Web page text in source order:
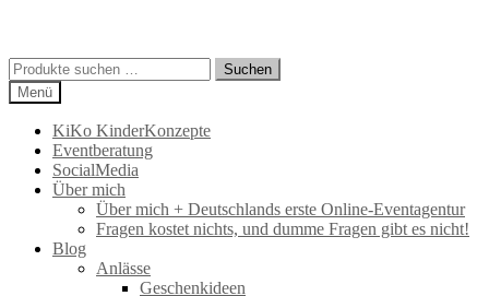
Suchen
nach:
Suchen
Menü
KiKo KinderKonzepte
Eventberatung
SocialMedia
Über mich
Über mich + Deutschlands erste Online-Eventagentur
Fragen kostet nichts, und dumme Fragen gibt es nicht!
Blog
Anlässe
Geschenkideen